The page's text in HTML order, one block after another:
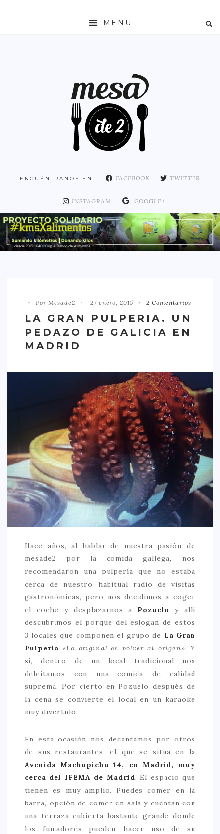
MENU
COMUNIDAD DE MADRID
DISTRITO ARGANZUELA
DISTRITO CHAMARTÍN
DISTRITO CHAMBERÍ
DISTRITO HORTALEZA
DISTRITO RETIRO
DISTRITO SALAMANCA
DISTRITO TETUÁN
TIPO DE COMIDA
CREATIVA
DULCE
FUSIÓN
INDIA
ITALIANA
MEDITERRÁNEA
SALUDABLE
TAPAS
PRECIO
< 25 €
25 – 50 €
> 50 €
LIFESTYLE
CONOCIENDO A …
ESCAPADAS
GOURMET
ENCUÉNTRANOS EN: FACEBOOK TWITTER
INSTAGRAM GOOGLE+
Por Mesade2 27 enero, 2015 2 Comentarios
LA GRAN PULPERIA. UN
PEDAZO DE GALICIA EN
MADRID
Hace años, al hablar de nuestra pasión de
mesade2 por la comida gallega, nos
recomendaron una pulpería que no estaba
cerca de nuestro habitual radio de visitas
gastronómicas, pero nos decidimos a coger
el coche y desplazarnos a Pozuelo
y allí
descubrimos el porqué del eslogan de estos
3 locales que componen el grupo de La Gran
Pulpería «Lo original es volver al origen». Y
si, dentro de un local tradicional nos
deleitamos con una comida de calidad
suprema. Por cierto en Pozuelo después de
la cena se convierte el local en un karaoke
muy divertido.
En esta ocasión nos decantamos por otros
de sus restaurantes, el que se sitúa en la
Avenida Machupichu 14, en Madrid, muy
cerca del IFEMA de Madrid. El espacio que
tienen es muy amplio. Puedes comer en la
barra, opción de comer en sala y cuentan con
una terraza cubierta bastante grande donde
los fumadores pueden hacer uso de su